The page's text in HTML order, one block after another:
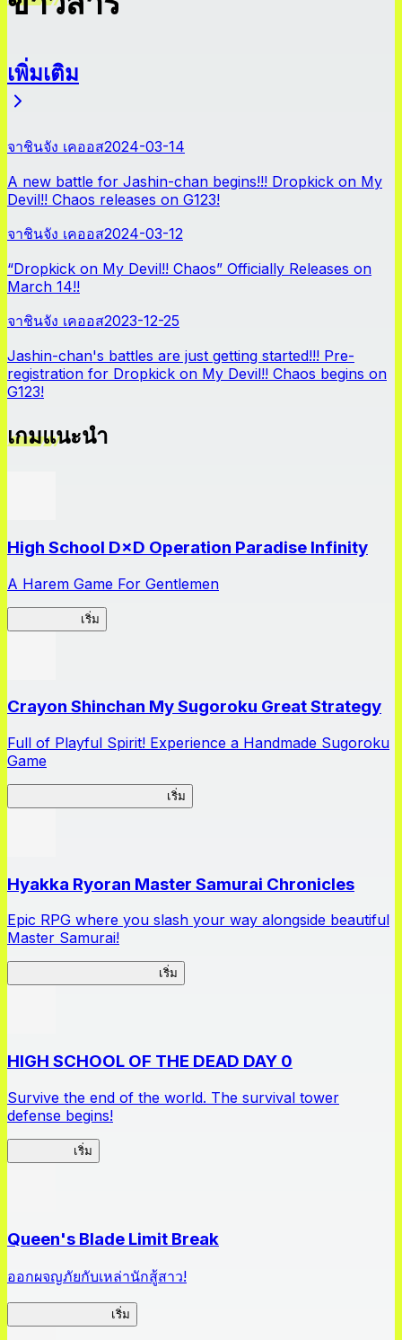
เพิ่มเติม
จาชินจัง เคออส2024-03-14
A new battle for Jashin-chan begins!!! Dropkick on My
Devil!! Chaos releases on G123!
จาชินจัง เคออส2024-03-12
“Dropkick on My Devil!! Chaos” Officially Releases on
March 14!!
จาชินจัง เคออส2023-12-25
Jashin-chan's battles are just getting started!!! Pre-
registration for Dropkick on My Devil!! Chaos begins on
G123!
เกมแนะนำ
High School D×D Operation Paradise Infinity
A Harem Game For Gentlemen
เริ่ม
Crayon Shinchan My Sugoroku Great Strategy
Full of Playful Spirit! Experience a Handmade Sugoroku
Game
เริ่ม
Hyakka Ryoran Master Samurai Chronicles
Epic RPG where you slash your way alongside beautiful
Master Samurai!
เริ่ม
HIGH SCHOOL OF THE DEAD DAY 0
Survive the end of the world. The survival tower
defense begins!
เริ่ม
Queen's Blade Limit Break
ออกผจญภัยกับเหล่านักสู้สาว!
เริ่ม